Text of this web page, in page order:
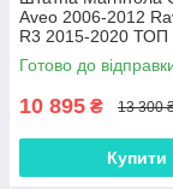
Aveo 2006-2012
R3 2015-2020 ТОП
платформа 9863 8
DSP
Готово до
10 895 ₴ 13 300
Купити